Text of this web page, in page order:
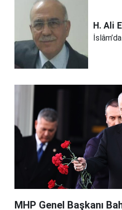
H. Ali
MHP Genel Başkanı